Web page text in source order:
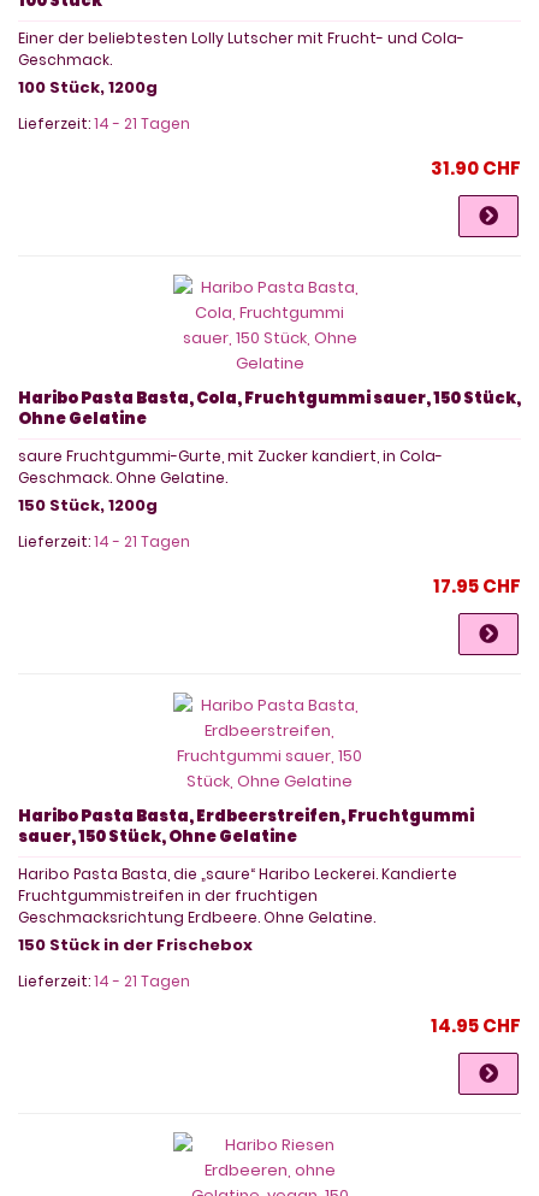
Einer der beliebtesten Lolly Lutscher mit Frucht- und Cola-
Geschmack.
100 Stück, 1200g
Lieferzeit:14 - 21 Tagen
31.90 CHF
Haribo Pasta Basta, Cola, Fruchtgummi sauer, 150 Stück,
Ohne Gelatine
saure Fruchtgummi-Gurte, mit Zucker kandiert, in Cola-
Geschmack. Ohne Gelatine.
150 Stück, 1200g
Lieferzeit:14 - 21 Tagen
17.95 CHF
Haribo Pasta Basta, Erdbeerstreifen, Fruchtgummi
sauer, 150 Stück, Ohne Gelatine
Haribo Pasta Basta, die „saure“ Haribo Leckerei. Kandierte
Fruchtgummistreifen in der fruchtigen
Geschmacksrichtung Erdbeere. Ohne Gelatine.
150 Stück in der Frischebox
Lieferzeit:14 - 21 Tagen
14.95 CHF